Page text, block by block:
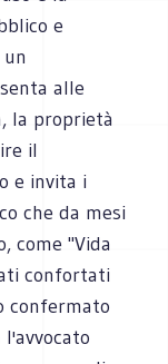
e
alle
la proprietà
il
e invita i
che da mesi
come "Vida
confortati
confermato